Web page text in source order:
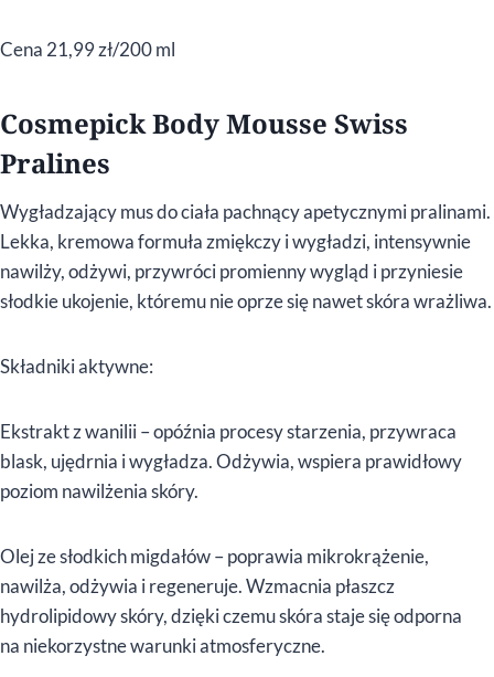
Cena 21,99 zł/200 ml
Cosmepick Body Mousse Swiss
Pralines
Wygładzający mus do ciała pachnący apetycznymi pralinami.
Lekka, kremowa formuła zmiękczy i wygładzi, intensywnie
nawilży, odżywi, przywróci promienny wygląd i przyniesie
słodkie ukojenie, któremu nie oprze się nawet skóra wrażliwa.
Składniki aktywne:
Ekstrakt z wanilii – opóźnia procesy starzenia, przywraca
blask, ujędrnia i wygładza. Odżywia, wspiera prawidłowy
poziom nawilżenia skóry.
Olej ze słodkich migdałów – poprawia mikrokrążenie,
nawilża, odżywia i regeneruje. Wzmacnia płaszcz
hydrolipidowy skóry, dzięki czemu skóra staje się odporna
na niekorzystne warunki atmosferyczne.